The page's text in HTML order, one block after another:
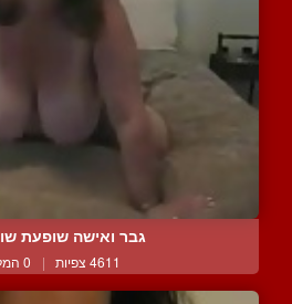
גבר ואישה שופעת
4611 צפיות | 0 המלצות